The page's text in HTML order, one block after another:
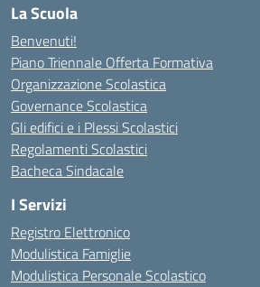
La Scuola
Benvenuti!
Piano Triennale Offerta Formativa
Organizzazione Scolastica
Governance Scolastica
Gli edifici e i Plessi Scolastici
Regolamenti Scolastici
Bacheca Sindacale
I Servizi
Registro Elettronico
Modulistica Famiglie
Modulistica Personale Scolastico